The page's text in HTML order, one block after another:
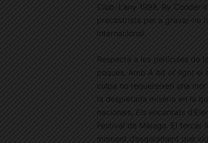
Club . L’any 1998, Ry
precastrista per a gravar-ne
internacional.
Respecte a les pel·lícules de la
poques. Amb A bit of light el
culpa no requereixen una
la despietada misèria en la
nacionals, Els encantats
Festival de Màlaga. El tercer
moment d’esgotament que